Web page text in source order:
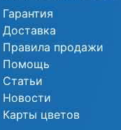
Гарантия
Доставка
Правила продажи
Помощь
Статьи
Новости
Карты цветов